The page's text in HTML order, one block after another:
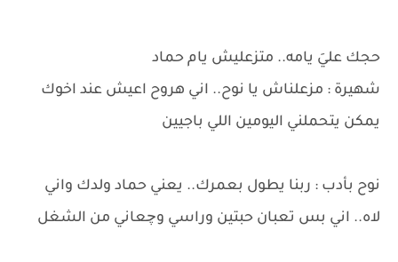
حجك عليَ يامه.. متزعليش يام حماد
شهيرة : مزعلناش يا نوح.. اني هروح اعيش عند اخوك
يمكن يتحملني اليومين اللي باجيين
نوح بأدب : ربنا يطول بعمرك.. يعني حماد ولدك واني
لاه.. اني بس تعبان حبتين وراسي وچعاني من الشغل